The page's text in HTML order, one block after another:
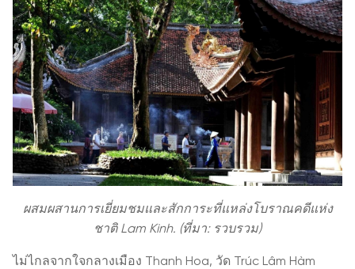
ผสมผสานการเยี่ยมชมและสักการะที่แหล่งโบราณคดีแห่ง
ชาติ Lam Kinh. (ที่มา: รวบรวม)
ไม่ไกลจากใจกลางเมือง Thanh Hoa, วัด Trúc Lâm Hàm